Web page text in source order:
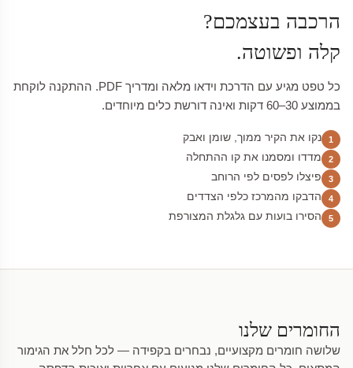
הרכבה בעצמכם?
קלה ופשוטה.
כל טפט מגיע עם הדרכת וידאו מלאה ומדריך PDF. ההתקנה לוקחת
בממוצע 30–60 דקות ואינה דורשת כלים מיוחדים.
1 נקו את הקיר ממוך, שומן ואבק
2 מדדו ומסמנו את קו ההתחלה
3 פיצלו לפסים לפי הרוחב
4 הדבקו מהמרכז כלפי הצדדים
5 הסירו בועות עם גלגלת המצורפת
החומרים שלנו
שלושה חומרים מקצועיים, נבחרים בקפידה — לכל חלל את הגימור